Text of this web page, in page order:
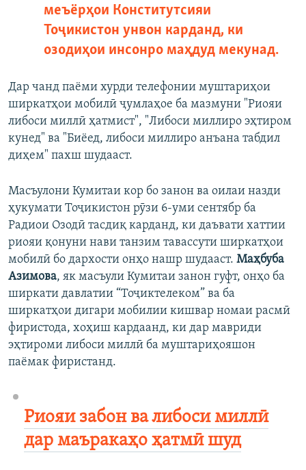
меъёрҳои Конститутсияи
Тоҷикистон унвон карданд, ки
озодиҳои инсонро маҳдуд мекунад.
Дар чанд паёми хурди телефонии муштариҳои
ширкатҳои мобилӣ ҷумлаҳое ба мазмуни "Риояи
либоси миллӣ ҳатмист", "Либоси миллиро эҳтиром
кунед" ва "Биёед, либоси миллиро анъана табдил
диҳем" пахш шудааст.
Масъулони Кумитаи кор бо занон ва оилаи назди
ҳукумати Тоҷикистон рӯзи 6-уми сентябр ба
Радиои Озодӣ тасдиқ карданд, ки даъвати хаттии
риояи қонуни нави танзим тавассути ширкатҳои
мобилӣ бо дархости онҳо нашр шудааст. Маҳбуба
Азимова, як масъули Кумитаи занон гуфт, онҳо ба
ширкати давлатии “Тоҷиктелеком” ва ба
ширкатҳои дигари мобилии кишвар номаи расмӣ
фиристода, хоҳиш кардаанд, ки дар мавриди
эҳтироми либоси миллӣ ба муштариҳояшон
паёмак фиристанд.
Риояи забон ва либоси миллӣ
дар маъракаҳо ҳатмӣ шуд